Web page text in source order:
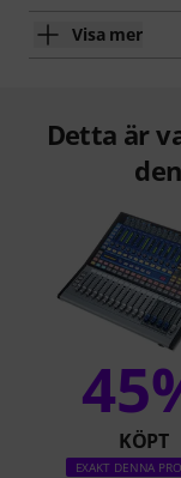
Visa mer
Detta är
KÖPT
EXAKT DENNA